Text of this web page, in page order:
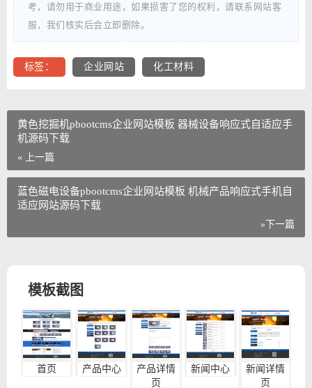
考，请勿用于商业用途，如果损害了您的权利，请联系网站客
服，我们核实后会立即删除。
标签： 企业网站 化工材料
黄色挖掘机pbootcms企业网站模板 器械设备响应式自适应手
机源码下载
« 上一篇
蓝色磁电设备pbootcms企业网站模板 机械产品响应式手机自
适应网站源码下载
»下一篇
模板截图
首页 产品中心
产品详情
页
新闻中心
新闻详情
页